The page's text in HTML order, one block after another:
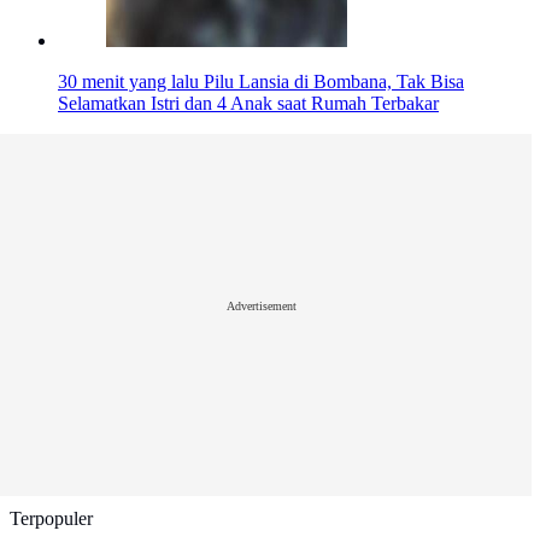
30 menit yang lalu Pilu Lansia di Bombana, Tak Bisa
Selamatkan Istri dan 4 Anak saat Rumah Terbakar
Advertisement
Terpopuler